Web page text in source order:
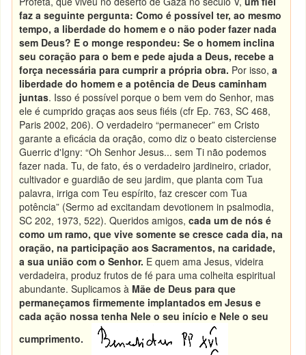
faz a seguinte pergunta: Como é possível ter, ao mesmo
tempo, a liberdade do homem e o não poder fazer nada
sem Deus? E o monge respondeu: Se o homem inclina
seu coração para o bem e pede ajuda a Deus, recebe a
força necessária para cumprir a própria obra. Por isso,a
liberdade do homem e a potência de Deus caminham
juntas. Isso é possível porque o bem vem do Senhor, mas
ele é cumprido graças aos seus fiéis (cfr Ep. 763, SC 468,
Paris 2002, 206). O verdadeiro “permanecer” em Cristo
garante a eficácia da oração, como diz o beato cisterciense
Guerric d'Igny: “Oh Senhor Jesus... sem Ti não podemos
fazer nada. Tu, de fato, és o verdadeiro jardineiro, criador,
cultivador e guardião de seu jardim, que planta com Tua
palavra, irriga com Teu espírito, faz crescer com Tua
potência” (Sermo ad excitandam devotionem in psalmodia,
SC 202, 1973, 522). Queridos amigos,cada um de nós é
como um ramo, que vive somente se cresce cada dia, na
oração, na participação aos Sacramentos, na caridade,
a sua união com o Senhor. E quem ama Jesus, videira
verdadeira, produz frutos de fé para uma colheita espiritual
abundante. Suplicamos à Mãe de Deus para que
permaneçamos firmemente implantados em Jesus e
cada ação nossa tenha Nele o seu início e Nele o seu
cumprimento.